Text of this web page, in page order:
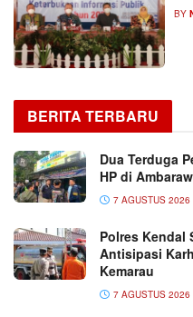
BY
BERITA TERBARU
Dua Terduga
HP di
7 AGUSTUS 2026
Polres Kendal
Antisipasi
Kemarau
7 AGUSTUS 2026